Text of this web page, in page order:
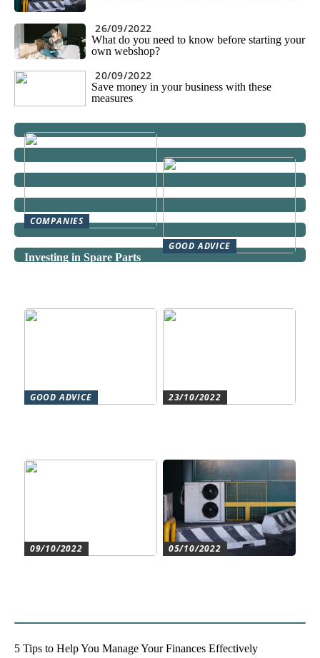
26/09/2022
What do you need to know before starting your
own webshop?
20/09/2022
Save money in your business with these
measures
COMPANIES
Investing in Spare Parts
GOOD ADVICE
GOOD ADVICE
23/10/2022
09/10/2022
05/10/2022
5 Tips to Help You Manage Your Finances Effectively